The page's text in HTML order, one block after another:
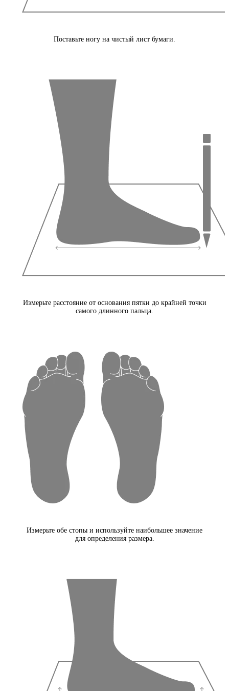
Поставьте ногу на чистый лист бумаги.
Измерьте расстояние от основания пятки до крайней точки
самого длинного пальца.
Измерьте обе стопы и используйте наибольшее значение
для определения размера.